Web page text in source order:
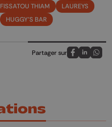
THIAM
LAUREYS
HUGGY'S BAR
Partager sur
Partagez sur
Partagez